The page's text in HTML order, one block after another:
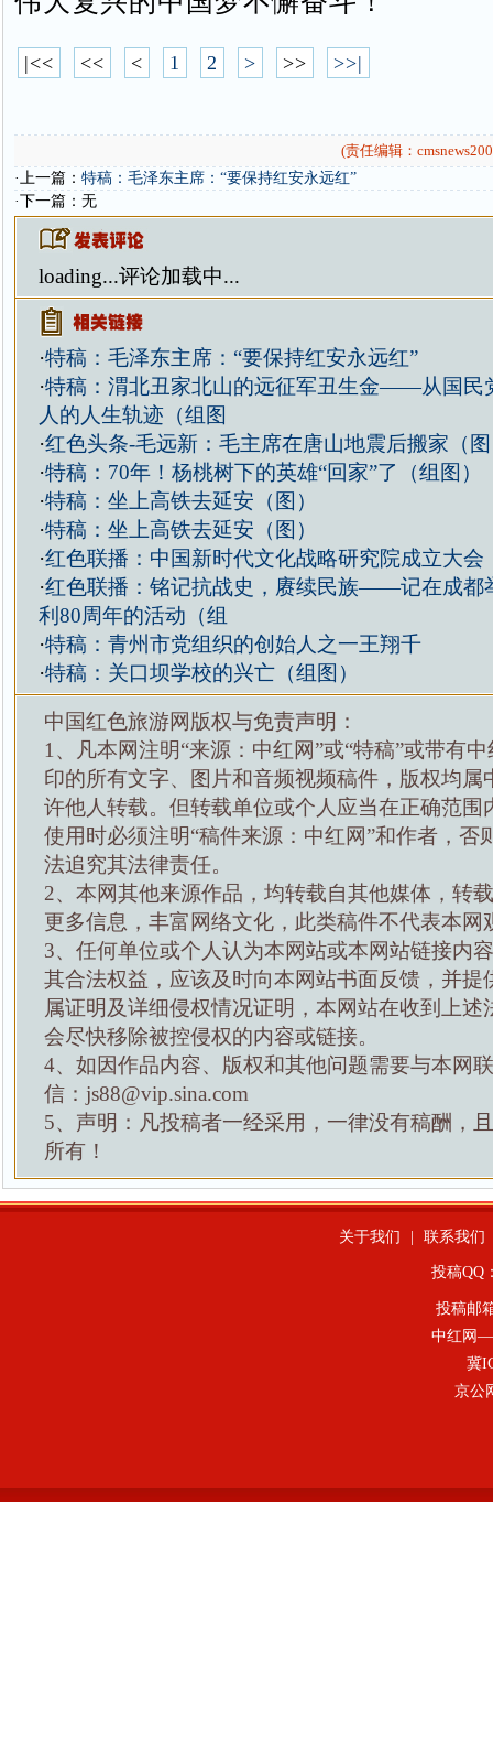
|<< << < 1 2 > >> >>|
(责任编辑：
·上一篇： 特稿：毛泽东主席：“要保持红安永远红”
·下一篇：无
loading...评论加载中...
·特稿：毛泽东主席：“要保持红安永远红”
·特稿：渭北丑家北山的远征军丑生金——从国民
人的人生轨迹（组图
·红色头条-毛远新：毛主席在唐山地震后搬家（
·特稿：70年！杨桃树下的英雄“回家”了（组图）
·特稿：坐上高铁去延安（图）
·特稿：坐上高铁去延安（图）
·红色联播：中国新时代文化战略研究院成立大会
·红色联播：铭记抗战史，赓续民族——记在成都
利80周年的活动（组
·特稿：青州市党组织的创始人之一王翔千
·特稿：关口坝学校的兴亡（组图）
中国红色旅游网版权与免责声明：
1、凡本网注明“来源：中红网”或“特稿”或带有
印的所有文字、图片和音频视频稿件，版权均属
许他人转载。但转载单位或个人应当在正确范围
使用时必须注明“稿件来源：中红网”和作者，否
法追究其法律责任。
2、本网其他来源作品，均转载自其他媒体，转
更多信息，丰富网络文化，此类稿件不代表本网
3、任何单位或个人认为本网站或本网站链接内
其合法权益，应该及时向本网站书面反馈，并提
属证明及详细侵权情况证明，本网站在收到上述
会尽快移除被控侵权的内容或链接。
4、如因作品内容、版权和其他问题需要与本网
信：js88@vip.sina.com
5、声明：凡投稿者一经采用，一律没有稿酬，
所有！
关于我们 联系我们
投稿QQ
投稿邮
中红网—
冀
京公